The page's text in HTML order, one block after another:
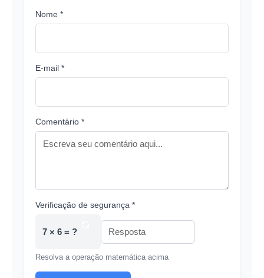
Nome *
E-mail *
Comentário *
Verificação de segurança *
7 × 6 = ?
Resolva a operação matemática acima